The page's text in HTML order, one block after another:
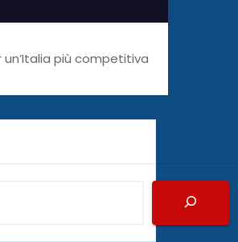
più competitiva